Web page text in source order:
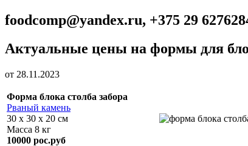
foodcomp@yandex.ru, +375 29
Актуальные цены на формы для
от 28.11.2023
Форма блока столба забора
Рваный камень
30 х 30 х 20 см
Масса 8 кг
10000 рос.руб